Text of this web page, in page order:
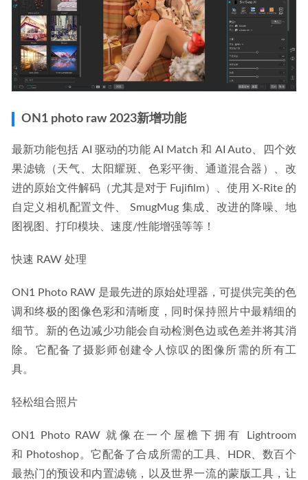
ON1 photo raw 2023新增功能
最新功能包括 AI 驱动的功能 AI Match 和 AI Auto、四个效
果滤镜（天气、太阳耀斑、色彩平衡、通道混合器）、改
进的原始文件解码（尤其是对于 Fujifilm）、使用 X-Rite 的
自定义相机配置文件、 SmugMug 集成、改进的降噪、地
图视图、打印模块、速度/性能增强等等！
快速 RAW 处理
ON1 Photo RAW 是最先进的原始处理器，可提供完美的色
调和终极的图像色彩和清晰度，同时保持照片中最精细的
细节。新的色边减少功能会自动检测色边或色差并将其消
除。它配备了摄影师创建令人惊叹的图像所需的所有工
具。
轻松组合照片
ON1 Photo RAW 就像在一个屋檐下拥有 Lightroom
和 Photoshop。它配备了合成所需的工具、HDR、数百个
最热门的预设和内置滤镜，以及世界一流的蒙版工具，让